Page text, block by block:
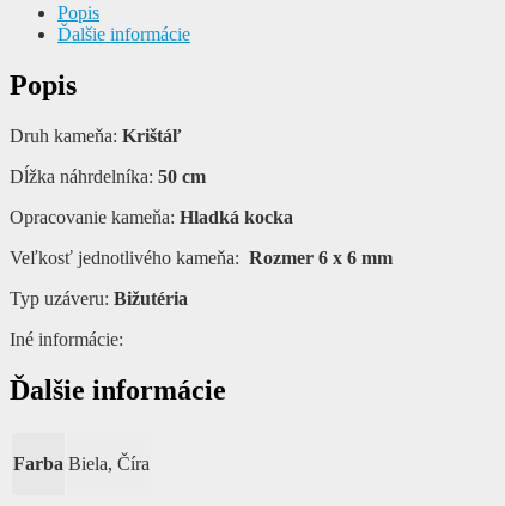
Popis
Ďalšie informácie
Popis
Druh kameňa: Krištáľ
Dĺžka náhrdelníka: 50 cm
Opracovanie kameňa: Hladká kocka
Veľkosť jednotlivého kameňa: Rozmer 6 x 6 mm
Typ uzáveru: Bižutéria
Iné informácie:
Ďalšie informácie
Farba Biela, Číra